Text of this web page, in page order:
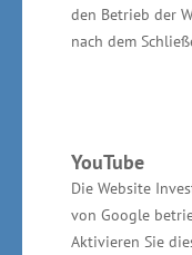
den Betrieb der
nach dem
YouTube
Die Website
von Google
Aktivieren Sie
einbeziehen
„Transformation
und Kenntnisse
Mitarbeitern
Firmen das